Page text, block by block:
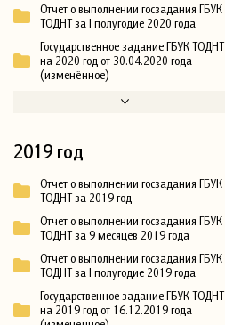
Отчет о выполнении госзадания ГБУК
ТОДНТ за I полугодие 2020 года
Государственное задание ГБУК ТОДНТ
на 2020 год от 30.04.2020 года
(изменённое)
2019 год
Отчет о выполнении госзадания ГБУК
ТОДНТ за 2019 год
Отчет о выполнении госзадания ГБУК
ТОДНТ за 9 месяцев 2019 года
Отчет о выполнении госзадания ГБУК
ТОДНТ за I полугодие 2019 года
Государственное задание ГБУК ТОДНТ
на 2019 год от 16.12.2019 года